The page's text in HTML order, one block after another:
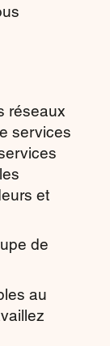
réseaux
services
et
de
au